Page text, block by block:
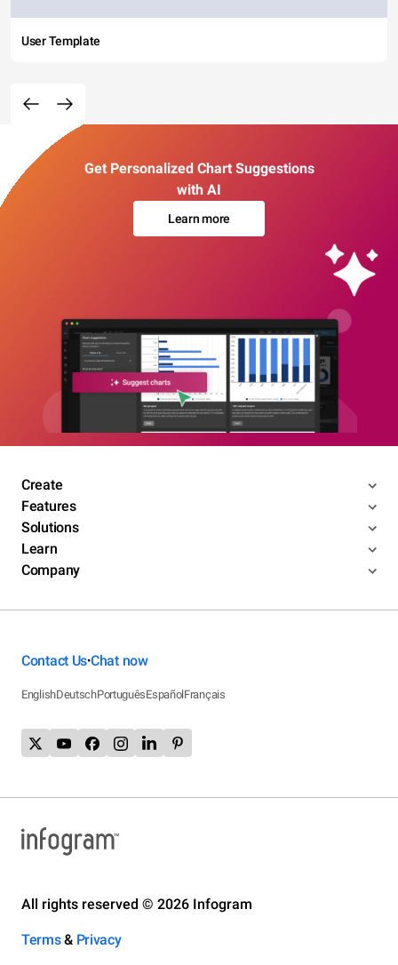
User Template
Get Personalized Chart Suggestions
with AI
Learn more
Create
Features
Solutions
Learn
Company
Contact Us•Chat now
EnglishDeutschPortuguêsEspañolFrançais
All rights reserved © 2026 Infogram
Terms& Privacy